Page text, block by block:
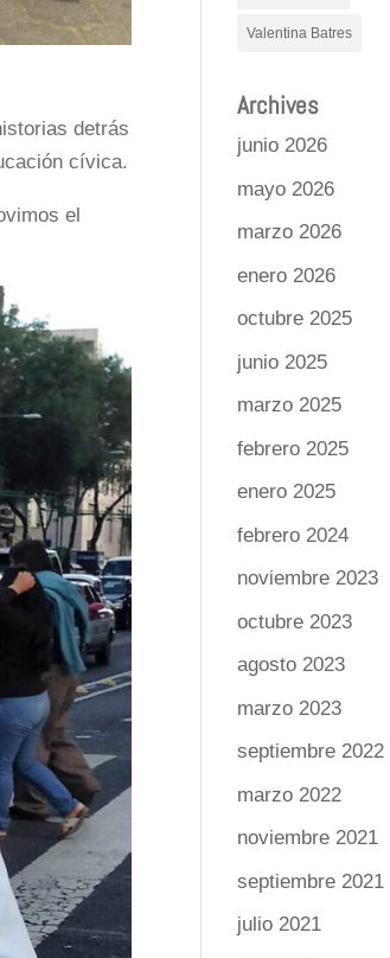
detrás
cívica.
el
Valentina Batres
Archives
junio 2026
mayo 2026
marzo 2026
enero 2026
octubre 2025
junio 2025
marzo 2025
febrero 2025
enero 2025
febrero 2024
noviembre 2023
octubre 2023
agosto 2023
marzo 2023
septiembre 2022
marzo 2022
noviembre 2021
septiembre 2021
julio 2021